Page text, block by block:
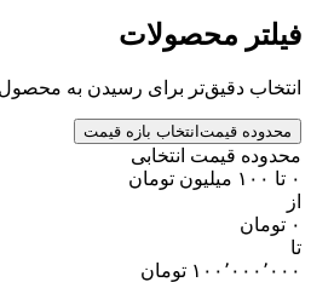
فیلتر محصولات
انتخاب دقیق‌تر برای رسیدن به
محدوده قیمتانتخاب بازه قیمت
محدوده قیمت انتخابی
۰ تا ۱۰۰ میلیون تومان
از
۰ تومان
تا
۱۰۰٬۰۰۰٬۰۰۰ تومان